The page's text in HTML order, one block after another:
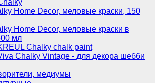
Home Decor, меловые краски, 150
Home Decor, меловые краски в
мл
Chalky chalk paint
Chalky Vintage - для декора шебби
медиумы